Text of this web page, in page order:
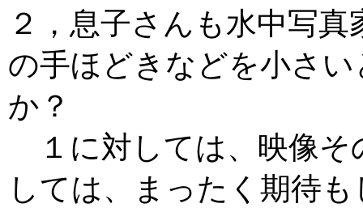
２，息子さんも水中写
の手ほどきなどを小さ
か？
１に対しては、映像そ
しては、まったく期待